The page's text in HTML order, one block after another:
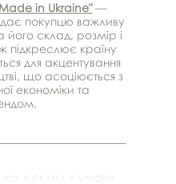
in Ukraine"—
покупцю важливу
склад, розмір і
підкреслює країну
для акцентування
що асоціюється з
економіки та
+ склад + умови